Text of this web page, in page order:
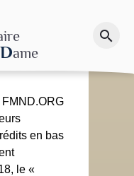
Dame
search
en bas
le «